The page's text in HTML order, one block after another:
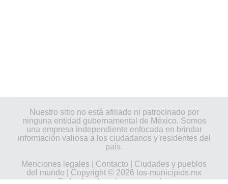
Nuestro sitio no está afiliado ni patrocinado por
ninguna entidad gubernamental de México. Somos
una empresa independiente enfocada en brindar
información valiosa a los ciudadanos y residentes del
país.
Menciones legales
Contacto
Ciudades y pueblos
del mundo | Copyright © 2026 los-municipios.mx
Todos los derechos reservados